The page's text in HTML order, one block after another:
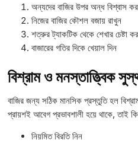
অন্যদের বাজির উপর অন্ধ বিশ্বাস
নিজের বাজির কৌশল বজায় রাখুন
শত্রুর ট্যাকটিক থেকে শেখার চেষ্টা
বাজারের গতির দিকে খেয়াল দিন
বিশ্রাম ও মনস্তাত্ত্বিক
বাজির জন্য সঠিক মানসিক প্রস্তুতি হল
প্রায়শই আবেগ প্রভাবশালী হয়ে থাকে, তাই
নিয়মিত বিরতি নিন